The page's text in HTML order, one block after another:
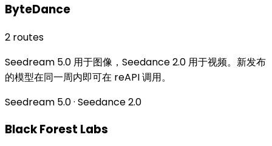
ByteDance
2 routes
Seedream 5.0 用于图像，Seedance 2.0 用于视频。新发布
的模型在同一周内即可在 reAPI 调用。
Seedream 5.0 · Seedance 2.0
Black Forest Labs